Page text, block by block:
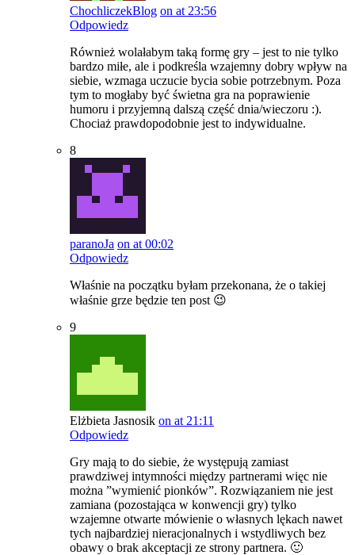
ChochliczekBlog on at 23:56
Odpowiedz
Również wolałabym taką formę gry – jest to nie tylko
bardzo miłe, ale i podkreśla wzajemny dobry wpływ na
siebie, wzmaga uczucie bycia sobie potrzebnym. Poza
tym to mogłaby być świetna gra na poprawienie
humoru i przyjemną dalszą część dnia/wieczoru :).
Chociaż prawdopodobnie jest to indywidualne.
8
paranoJa on at 00:02
Odpowiedz
Właśnie na początku byłam przekonana, że o takiej
właśnie grze będzie ten post 😉
9
Elżbieta Jasnosik on at 21:11
Odpowiedz
Gry mają to do siebie, że występują zamiast
prawdziwej intymności między partnerami więc nie
można ”wymienić pionków”. Rozwiązaniem nie jest
zamiana (pozostająca w konwencji gry) tylko
wzajemne otwarte mówienie o własnych lękach nawet
tych najbardziej nieracjonalnych i wstydliwych bez
obawy o brak akceptacji ze strony partnera. 🙂